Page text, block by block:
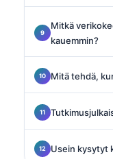
Mitkä
kauemmin?
Mitä tehdä,
Usein kysytyt